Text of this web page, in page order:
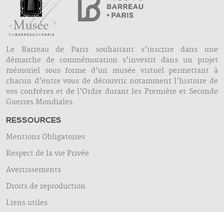
Le Barreau de Paris souhaitant s’inscrire dans une
démarche de commémoration s’investit dans un projet
mémoriel sous forme d’un musée virtuel permettant à
chacun d’entre vous de découvrir notamment l’histoire de
vos confrères et de l’Ordre durant les Première et Seconde
Guerres Mondiales.
RESSOURCES
Mentions Obligatoires
Respect de la vie Privée
Avertissements
Droits de reproduction
Liens utiles